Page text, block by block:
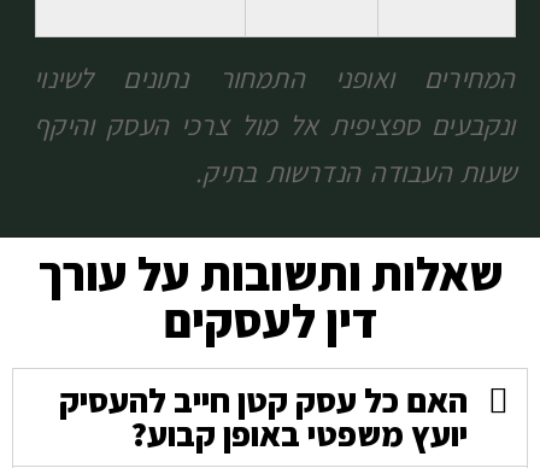
המחירים ואופני התמחור נתונים לשינוי
ונקבעים ספציפית אל מול צרכי העסק והיקף
שעות העבודה הנדרשות בתיק.
שאלות ותשובות על עורך
דין לעסקים
האם כל עסק קטן חייב להעסיק
יועץ משפטי באופן קבוע?